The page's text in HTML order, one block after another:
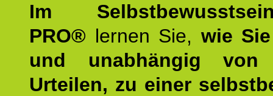
Im
PRO® lernen Sie, wie
und unabhängig von
Urteilen, zu einer